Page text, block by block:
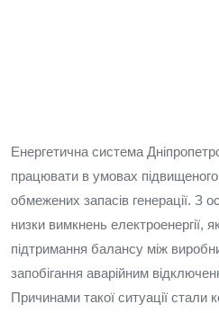
Енергетична система
працювати в умовах
обмежених запасів генерації. З
низки вимкнень електроенергії,
підтримання балансу між
запобігання аварійним
Причинами такої ситуації стали